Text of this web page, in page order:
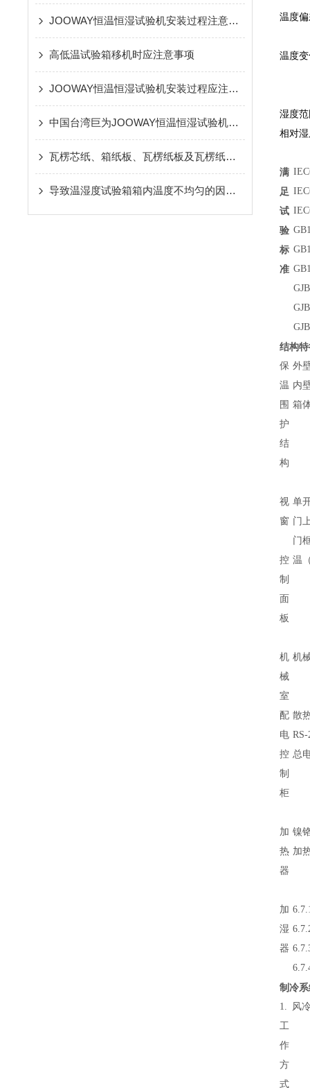
JOOWAY恒温恒湿试验机安装过程注意事项
高低温试验箱移机时应注意事项
JOOWAY恒温恒湿试验机安装过程应注意哪些问题
中国台湾巨为JOOWAY恒温恒湿试验机安装过程应注意哪些问题
瓦楞芯纸、箱纸板、瓦楞纸板及瓦楞纸箱检测仪及检测标准介绍
导致温湿度试验箱箱内温度不均匀的因素有哪些？
温度
温度
湿度
相对
满
足
试
验
标
准
结构
保
温
围
护
结
构
外
内
箱
视
窗
单
门
门
控
制
面
板
温
机
械
室
机
配
电
控
制
柜
散
总
加
热
器
镍
加
加
湿
器
制冷
1.
工
作
方
式
风